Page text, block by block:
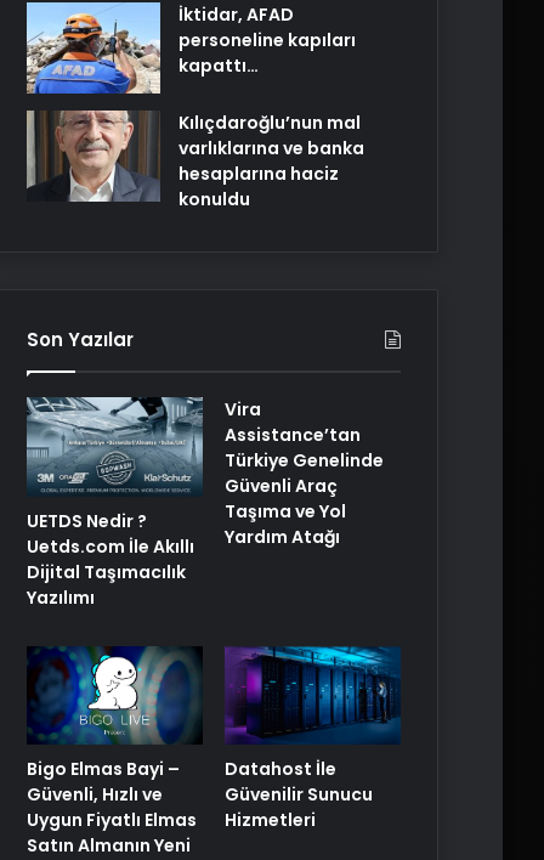
İktidar, AFAD
personeline kapıları
kapattı…
Kılıçdaroğlu’nun mal
varlıklarına ve banka
hesaplarına haciz
konuldu
Son Yazılar
UETDS Nedir ?
Uetds.com İle Akıllı
Dijital Taşımacılık
Yazılımı
Vira
Assistance’tan
Türkiye Genelinde
Güvenli Araç
Taşıma ve Yol
Yardım Atağı
Bigo Elmas Bayi –
Güvenli, Hızlı ve
Uygun Fiyatlı Elmas
Satın Almanın Yeni
Datahost İle
Güvenilir Sunucu
Hizmetleri